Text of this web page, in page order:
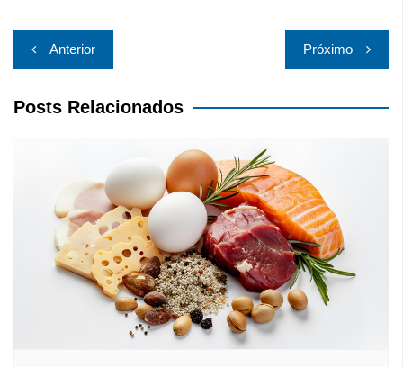
Navegação
de
Post
Anterior Próximo
Posts Relacionados